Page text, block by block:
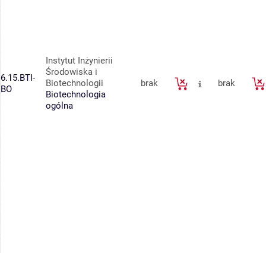
6.15.BTI-
BO
Instytut Inżynierii
Środowiska i
Biotechnologii
Biotechnologia
ogólna
brak brak